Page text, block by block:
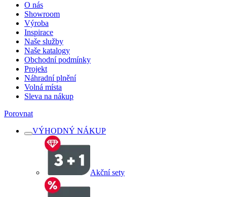
O nás
Showroom
Výroba
Inspirace
Naše služby
Naše katalogy
Obchodní podmínky
Projekt
Náhradní plnění
Volná místa
Sleva na nákup
Porovnat
VÝHODNÝ NÁKUP
Akční sety